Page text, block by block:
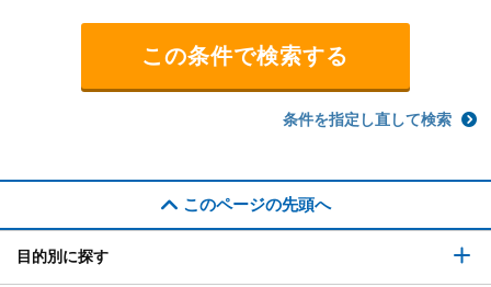
条件を指定し直して検索
このページの先頭へ
目的別に探す